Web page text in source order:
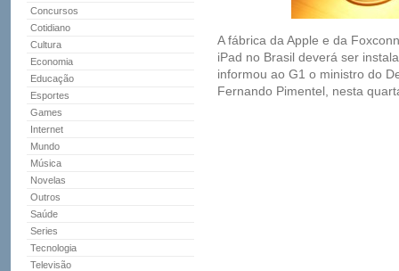
Concursos
Cotidiano
Cultura
Economia
Educação
Esportes
Games
Internet
Mundo
Música
Novelas
Outros
Saúde
Series
Tecnologia
Televisão
A fábrica da Apple e da
iPad no Brasil deverá ser
informou ao G1 o ministro do
Fernando Pimentel, nesta